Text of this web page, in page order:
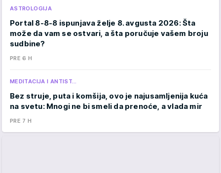
ASTROLOGIJA
Portal 8-8-8 ispunjava želje 8. avgusta 2026: Šta
može da vam se ostvari, a šta poručuje vašem broju
sudbine?
PRE 6 H
MEDITACIJA I ANTIST…
Bez struje, puta i komšija, ovo je najusamljenija kuća
na svetu: Mnogi ne bi smeli da prenoće, a vlada mir
PRE 7 H